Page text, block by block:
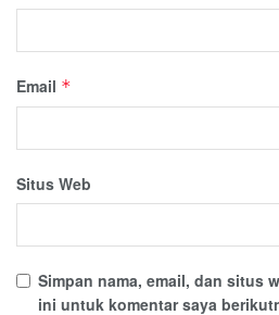
Email *
Situs Web
Simpan nama, email, dan situs
ini untuk komentar saya